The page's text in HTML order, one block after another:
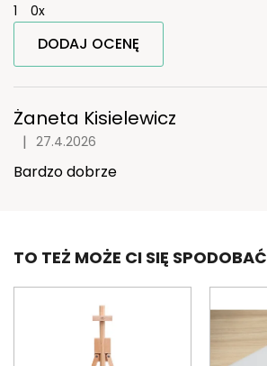
1
0x
DODAJ OCENĘ
i
s
a
o
Żaneta Kisielewicz
Ocena produktu to 5 na 5 gwiazdek.
| 27.4.2026
Bardzo dobrze
TO TEŻ MOŻE CI SIĘ SPODOBAĆ